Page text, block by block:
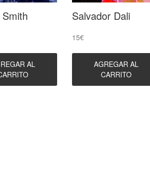
AL
Salvador Dali
15€
AGREGAR AL
CARRITO